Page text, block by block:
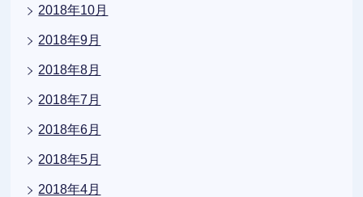
2018年10月
2018年9月
2018年8月
2018年7月
2018年6月
2018年5月
2018年4月